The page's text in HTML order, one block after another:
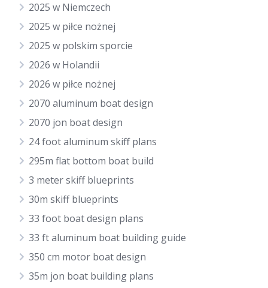
2025 w Niemczech
2025 w piłce nożnej
2025 w polskim sporcie
2026 w Holandii
2026 w piłce nożnej
2070 aluminum boat design
2070 jon boat design
24 foot aluminum skiff plans
295m flat bottom boat build
3 meter skiff blueprints
30m skiff blueprints
33 foot boat design plans
33 ft aluminum boat building guide
350 cm motor boat design
35m jon boat building plans